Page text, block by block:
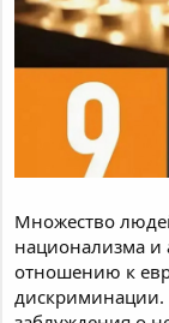
Множество
национализма и
отношению к
дискриминации.